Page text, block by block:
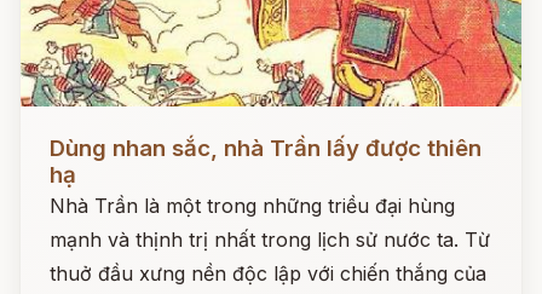
Dùng nhan sắc, nhà Trần lấy được thiên
hạ
Nhà Trần là một trong những triều đại hùng
mạnh và thịnh trị nhất trong lịch sử nước ta. Từ
thuở đầu xưng nền độc lập với chiến thắng của